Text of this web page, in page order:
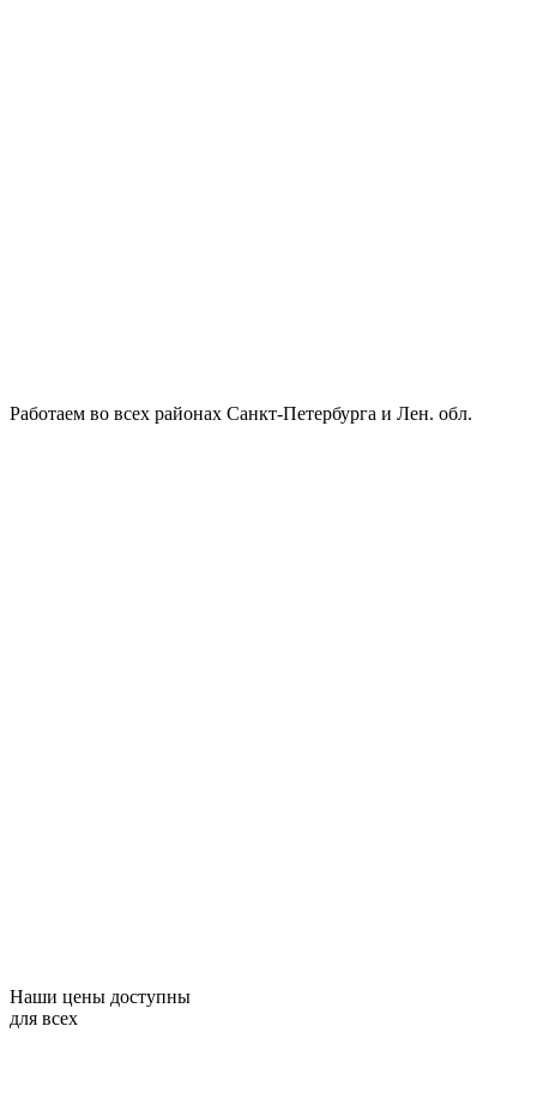
Работаем во всех районах Санкт-Петербурга и Лен. обл.
Наши цены доступны
для всех